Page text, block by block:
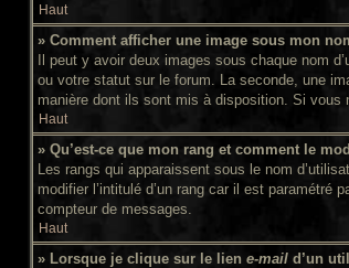
Haut
» Comment afficher une image sous mon
Il peut y avoir deux images sous chaque nom
ou votre statut sur le forum. La seconde, une
manière dont ils sont mis à disposition. Si vous
Haut
» Qu’est-ce que mon rang et comment le
Les rangs qui apparaissent sous le nom
modifier l’intitulé d’un rang car il est paramétré
compteur de messages.
Haut
» Lorsque je clique sur le lien e-mail d’un